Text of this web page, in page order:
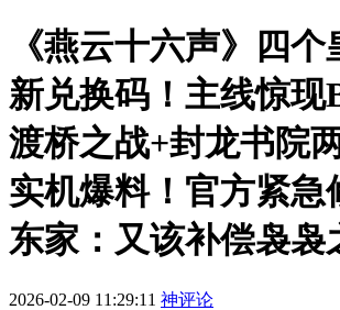
《燕云十六声》四
新兑换码！主线惊现
渡桥之战+封龙书院
实机爆料！官方紧急
东家：又该补偿袅袅
2026-02-09 11:29:11 神评论